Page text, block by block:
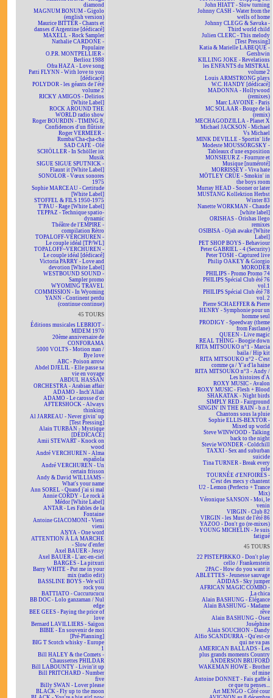
diamond
MAGNUM BONUM - Gigolo
(english version)
Maurice BITTER - Chants et
danses d'Argentine [dédicacé]
MAXELL - Rock Sampler
Nathalie CARDONE -
Populaire
O.P.R. MONTPELLIER -
Berlioz 1988
Ofra HAZA - Love song
Patti FLYNN - With love to you
[dédicacé]
POLYDOR - les géants de l'été
volume 2
RICKY AMIGOS - Delirios
[White Label]
ROCK AROUND THE
WORLD radio show
Roger BOURDIN - TIMING 8,
Confidences d'un flûtiste
Roger VERMEER -
Rumba/Cha-cha-cha
SAD CAFÉ - Olé
SCHÖLLER - In Schöller ist
Musik
SIGUE SIGUE SPUTNICK -
Flaunt it [White Label]
SONOLOR - Vœux sonores
1975
Sophie MARCEAU - Certitude
[White Label]
STOFFEL & FILS 1950-1975
T'PAU - Rage [White Label]
TEPPAZ - Technique spatio-
dynamic
Théâtre de l'EMPIRE -
compilation Rétro
TOPALOFF-VERCHUREN -
Le couple idéal [TP/WL]
TOPALOFF~VERCHUREN -
Le couple idéal [dédicacé]
Victoria PARRY - Love and
devotion [White Label]
WESTBOUND SOUND -
Sampler promo
WYOMING TRAVEL
COMMISSION - In Wyoming
YANN - Continent perdu
(continue continue)
45 TOURS
Éditions musicales LEBRIOT -
MIDEM 1970
20ème anniversaire de
CONFORAMA
5000 VOLTS - Motion man /
Bye love
ABC - Poison arrow
Abdel DJELIL - Elle passe sa
vie en voyage
ABDUL HASSAN
ORCHESTRA - Arabian affair
ADAMO - Inch'Allah
ADAMO - Le carosse d'or
AFTERSHOCK - Always
thinking
Al JARREAU - Never givin' up
[Test Pressing]
Alain TURBAN - Mystique
[DÉDICACÉ]
Amii STEWART - Knock on
wood
André VERCHUREN - Alma
española
André VERCHUREN - Un
certain frisson
Andy & David WILLIAMS -
What's your name
Ann SOREL - Quand j'ai si mal
Annie CORDY - Le rock à
Médor [White Label]
ANTAR - Les Fables de la
Fontaine
Antoine GIACOMONI - Vieni
vieni
ANYA - One word
ATTENTION À LA MARCHE
- Slow d'enfer
Axel BAUER - Jessy
Axel BAUER - L'arc-en-ciel
BARGES - La pitxuri
Barry WHITE - Put me in your
mix (radio edit)
BASSLINE BOYS - We will
rock you
BATTIATO - Cuccurucucu
BB DOC - Lolo ganzaman / Nul
edge
BEE GEES - Paying the price of
love
Bernard LAVILLIERS - Saïgon
BIBIE - En souvenir de moi
[Pré-Planning]
BIG T Scotch whisky - Europe
1
Bill HALEY & the Comets -
Chaussettes PHILDAR
Bill LABOUNTY - Livin'it up
Bill PRITCHARD - Number
five
Billy SWAN - Lover please
BLACK - Fly up to the moon
John HIATT - Slow turning
Johnny CASH - Water from the
wells of home
Johnny CLEGG & Savuka -
Third world child
Julien CLERC - This melody
[Test Pressing]
Katia & Marielle LABEQUE -
Gershwin
KILLING JOKE - Revelations
les ENFANTS du MISTRAL
volume 2
Louis ARMSTRONG plays
W.C. HANDY [dédicacé]
MADONNA - Hollywood
(remixes)
Marc LAVOINE - Paris
MC SOLAAR - Bouge de là
(remix)
MECHAGODZILLA - Planet X
Michael JACKSON - Michael
Vs Michael
MINK DEVILLE - Sportin' life
Modeste MOUSSORGSKY -
Tableaux d'une exposition
MONSIEUR Z - Fourrure et
Musique [numéroté]
MORRISSEY - Viva hate
MÖTLEY CRÜE - Smokin' in
the boys room
Murray HEAD - Sooner or later
MUSTANG Kollektion Herbst
Winter 83
Nanette WORKMAN - Chaude
[white label]
ORISHAS - Orishas llego
remixes
OSIBISA - Ojah awake [White
Label]
PET SHOP BOYS - Behaviour
Peter GABRIEL - 4 (Security)
Peter TOSH - Captured live
Philip OAKEY & Giorgio
MORODER
PHILIPS - Promo Promo 74
PHILIPS Spécial Club été 76
vol.1
PHILIPS Spécial Club été 78
vol. 2
Pierre SCHAEFFER & Pierre
HENRY - Symphonie pour un
homme seul
PRODIGY - Speedway (theme
from Fastlane)
QUEEN - Live magic
REAL THING - Boogie down
RITA MITSOUKO n°1 - Marcia
baila / Hip kit
RITA MITSOUKO n°2 - C'est
comme ça / Y'a d'la haine
RITA MITSOUKO n°3 - Andy /
Les histoires d'A
ROXY MUSIC - Avalon
ROXY MUSIC - Flesh + Blood
SHAKATAK - Night birds
SIMPLY RED - Fairground
SINGIN' IN THE RAIN - b.o.f.
Chantons sous la pluie
Sophie ELLIS-BEXTOR -
Mixed up world
Steve WINWOOD - Talking
back to the night
Stevie WONDER - Coldchill
TAXXI - Sex and suburban
suicide
Tina TURNER - Break every
rule
TOURNÉE d'ENFOIRÉS -
C'est des mecs y chantent
U2 - Lemon (Perfecto + Trance
Mix)
Véronique SANSON - Moi, le
venin
VIRGIN - Club 82
VIRGIN - les Must de l'été 86
YAZOO - Don't go (re-mixes)
YOUNG MICHELIN - Je suis
fatigué
45 TOURS
22 PISTEPIRKKO - Don't play
cello / Frankenstein
2PAC - How do you want it
ABLETTES - Jeunesse sauvage
ADIDAS - Sky jumper
AFRICAN MAGIC COMBO -
La chica
Alain BASHUNG - Élégance
Alain BASHUNG - Madame
rêve
Alain BASHUNG - Osez
Joséphine
Alain SOUCHON - Dandy
Alfio SCANDURRA - Qu'est-ce
qui ne va pas
AMERICAN BALLADS - Les
plus grands moments Country
ANDERSON BRUFORD
WAKEMAN HOWE - Brother
of mine
Antoine DONNET - Fais gaffe à
ce que tu penses...
Art MENGO - Côté cour